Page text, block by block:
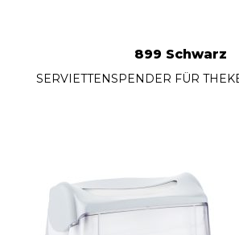
899 Schwarz
SERVIETTENSPENDER FÜR